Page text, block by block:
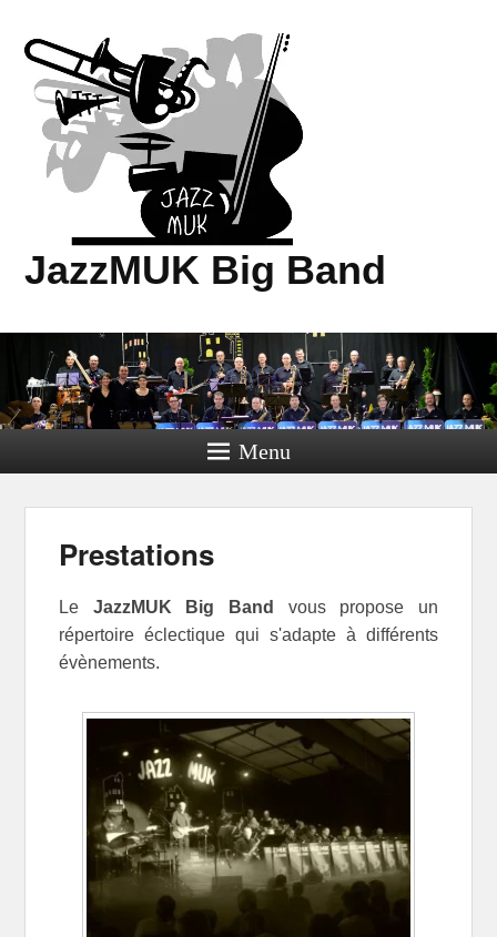
JazzMUK Big Band
Menu
Prestations
Le JazzMUK Big Band
vous propose un
répertoire éclectique qui s'adapte à différents
évènements.